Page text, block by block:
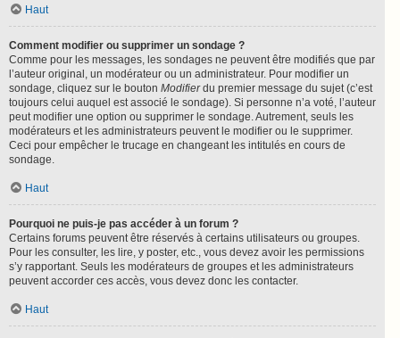
Haut
Comment modifier ou supprimer un sondage ?
Comme pour les messages, les sondages ne peuvent être modifiés que par
l’auteur original, un modérateur ou un administrateur. Pour modifier un
sondage, cliquez sur le bouton Modifierdu premier message du sujet (c’est
toujours celui auquel est associé le sondage). Si personne n’a voté, l’auteur
peut modifier une option ou supprimer le sondage. Autrement, seuls les
modérateurs et les administrateurs peuvent le modifier ou le supprimer.
Ceci pour empêcher le trucage en changeant les intitulés en cours de
sondage.
Haut
Pourquoi ne puis-je pas accéder à un forum ?
Certains forums peuvent être réservés à certains utilisateurs ou groupes.
Pour les consulter, les lire, y poster, etc., vous devez avoir les permissions
s’y rapportant. Seuls les modérateurs de groupes et les administrateurs
peuvent accorder ces accès, vous devez donc les contacter.
Haut